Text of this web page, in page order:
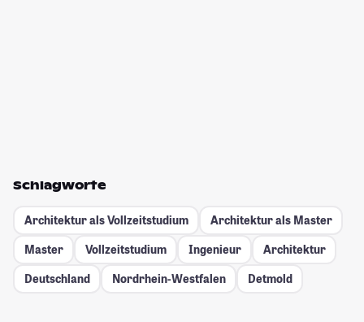
Schlagworte
Architektur als Vollzeitstudium
Architektur als Master
Master
Vollzeitstudium Ingenieur
Architektur
Deutschland
Nordrhein-Westfalen Detmold